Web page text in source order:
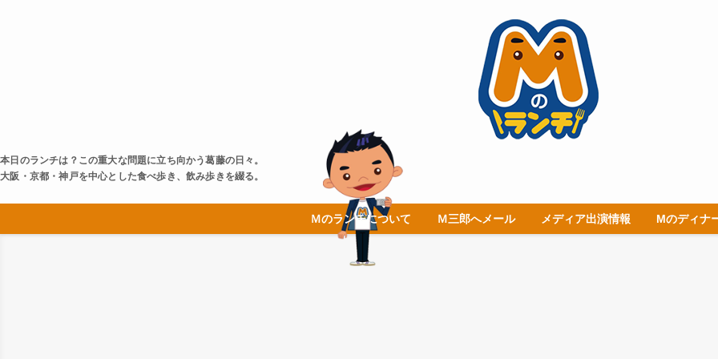
本日のランチは？この重大な問題に立ち向かう葛藤の日々。
大阪・京都・神戸を中心とした食べ歩き、飲み歩きを綴る。
Ｍのランチについて Ｍ三郎へメール メディア出演情報 Mのディナ